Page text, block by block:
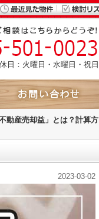
日：火曜日・水曜日・祝日
動産売却益」とは？計算方
2023-03-02